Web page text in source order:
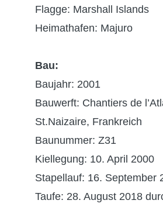
Flagge: Marshall Islands
Heimathafen: Majuro
Bau:
Baujahr: 2001
Bauwerft: Chantiers de
St.Naizaire, Frankreich
Baunummer: Z31
Kiellegung: 10. April 2000
Stapellauf: 16. September
Taufe: 28. August 2018